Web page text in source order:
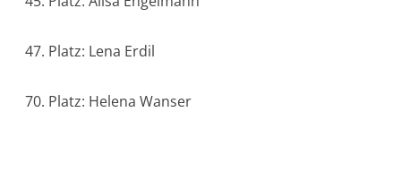
47. Platz: Lena Erdil
70. Platz: Helena Wanser